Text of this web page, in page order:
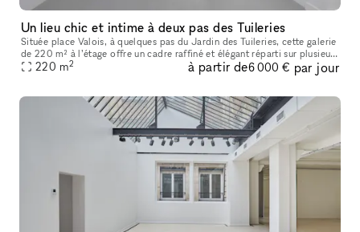
Un lieu chic et intime à deux pas des Tuileries
Située place Valois, à quelques pas du Jardin des Tuileries, cette galerie
de 220 m² à l’étage offre un cadre raffiné et élégant réparti sur plusieurs
pièces. Parfaitement adaptée pour des pop-up sto
220 m2 à partir de6 000 € par jour